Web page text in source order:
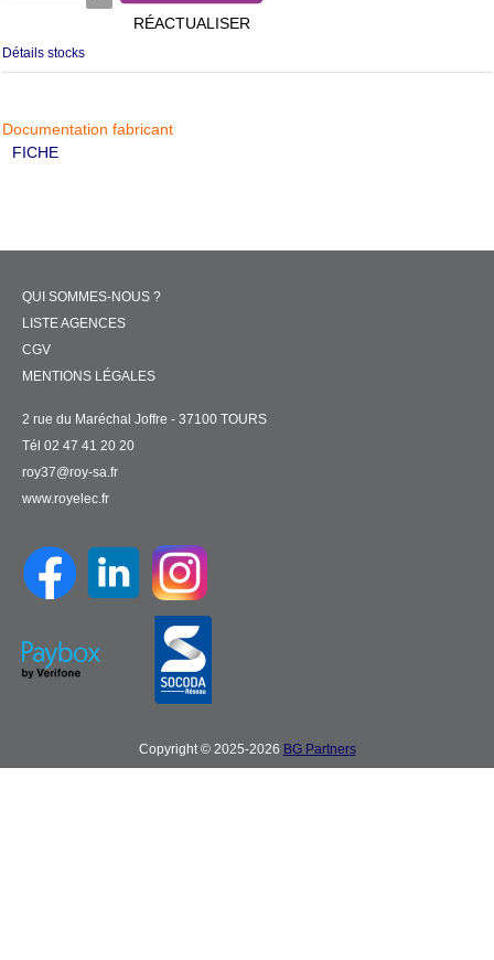
RÉACTUALISER
Détails stocks
Documentation fabricant
FICHE
QUI SOMMES-NOUS ?
LISTE AGENCES
CGV
MENTIONS LÉGALES
2 rue du Maréchal Joffre - 37100 TOURS
Tél 02 47 41 20 20
roy37@roy-sa.fr
www.royelec.fr
Copyright © 2025-2026 BG Partners